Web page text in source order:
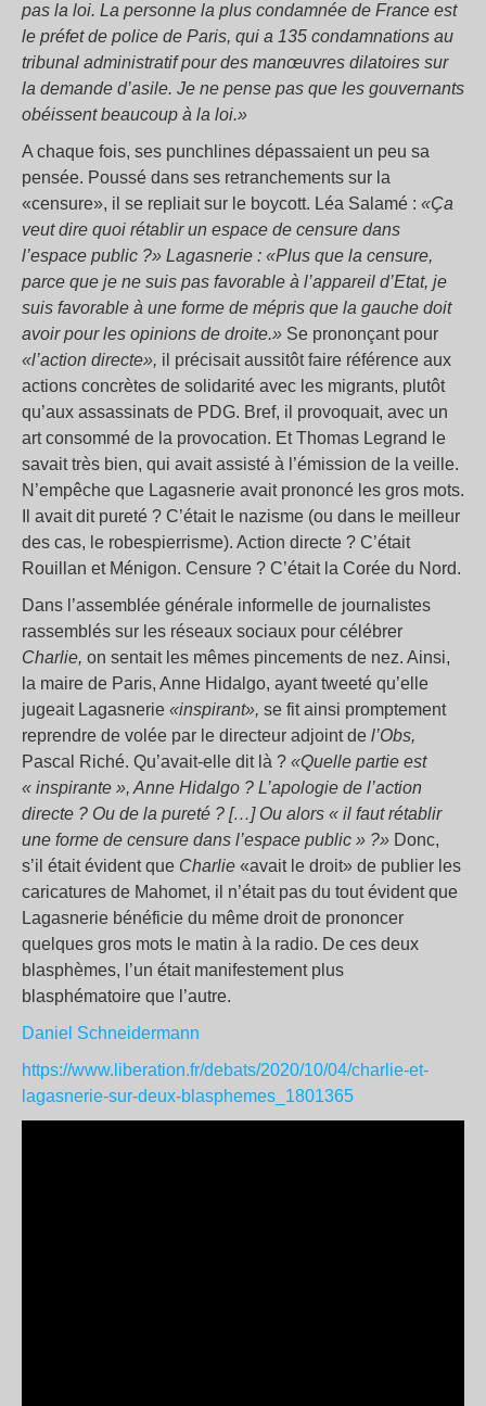
pas la loi. La personne la plus condamnée de France est
le préfet de police de Paris, qui a 135 condamnations au
tribunal administratif pour des manœuvres dilatoires sur
la demande d’asile. Je ne pense pas que les gouvernants
obéissent beaucoup à la loi.»
A chaque fois, ses punchlines dépassaient un peu sa
pensée. Poussé dans ses retranchements sur la
«censure», il se repliait sur le boycott. Léa Salamé : «Ça
veut dire quoi rétablir un espace de censure dans
l’espace public ?» Lagasnerie : «Plus que la censure,
parce que je ne suis pas favorable à l’appareil d’Etat, je
suis favorable à une forme de mépris que la gauche doit
avoir pour les opinions de droite.» Se prononçant pour
«l’action directe», il précisait aussitôt faire référence aux
actions concrètes de solidarité avec les migrants, plutôt
qu’aux assassinats de PDG. Bref, il provoquait, avec un
art consommé de la provocation. Et Thomas Legrand le
savait très bien, qui avait assisté à l’émission de la veille.
N’empêche que Lagasnerie avait prononcé les gros mots.
Il avait dit pureté ? C’était le nazisme (ou dans le meilleur
des cas, le robespierrisme). Action directe ? C’était
Rouillan et Ménigon. Censure ? C’était la Corée du Nord.
Dans l’assemblée générale informelle de journalistes
rassemblés sur les réseaux sociaux pour célébrer
Charlie, on sentait les mêmes pincements de nez. Ainsi,
la maire de Paris, Anne Hidalgo, ayant tweeté qu’elle
jugeait Lagasnerie «inspirant», se fit ainsi promptement
reprendre de volée par le directeur adjoint de l’Obs,
Pascal Riché. Qu’avait-elle dit là ? «Quelle partie est
« inspirante », Anne Hidalgo ? L’apologie de l’action
directe ? Ou de la pureté ? […] Ou alors « il faut rétablir
une forme de censure dans l’espace public » ?» Donc,
s’il était évident que Charlie «avait le droit» de publier les
caricatures de Mahomet, il n’était pas du tout évident que
Lagasnerie bénéficie du même droit de prononcer
quelques gros mots le matin à la radio. De ces deux
blasphèmes, l’un était manifestement plus
blasphématoire que l’autre.
Daniel Schneidermann
https://www.liberation.fr/debats/2020/10/04/charlie-et-
lagasnerie-sur-deux-blasphemes_1801365